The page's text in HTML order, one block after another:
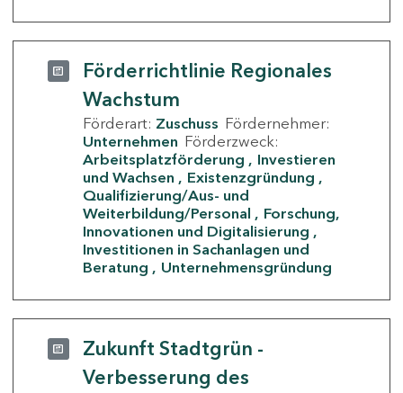
Förderrichtlinie Regionales
Wachstum
Förderart: Zuschuss Fördernehmer:
Unternehmen Förderzweck:
Arbeitsplatzförderung
Investieren
und Wachsen
Existenzgründung
Qualifizierung/Aus- und
Weiterbildung/Personal
Forschung,
Innovationen und Digitalisierung
Investitionen in Sachanlagen und
Beratung
Unternehmensgründung
Zukunft Stadtgrün -
Verbesserung des